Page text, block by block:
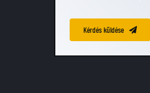
Kérdés küldése